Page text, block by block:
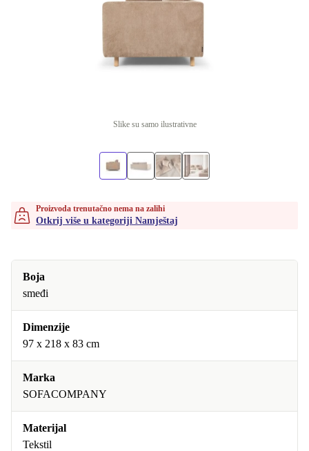
Slike su samo ilustrativne
Proizvoda trenutačno nema na zalihi
Otkrij više u kategoriji Namještaj
Boja
smeđi
Dimenzije
97 x 218 x 83 cm
Marka
SOFACOMPANY
Materijal
Tekstil